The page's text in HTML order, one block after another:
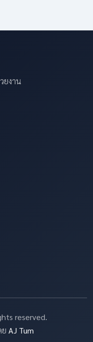
ยงาน
reserved.
AJ Tum